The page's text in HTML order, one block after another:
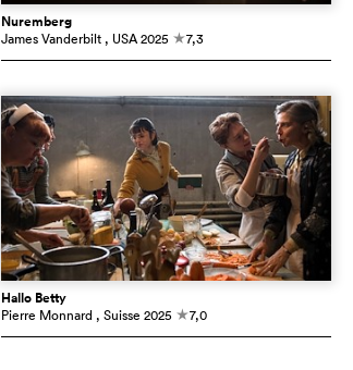
Nuremberg
James Vanderbilt , USA 2025 c7,3
Hallo Betty
Pierre Monnard , Suisse 2025 c7,0